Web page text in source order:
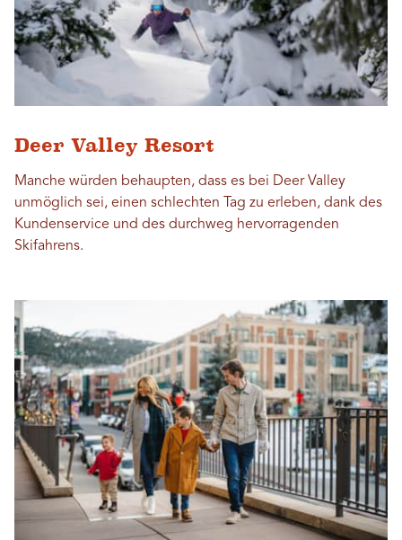
Deer Valley Resort
Manche würden behaupten, dass es bei Deer Valley
unmöglich sei, einen schlechten Tag zu erleben, dank des
Kundenservice und des durchweg hervorragenden
Skifahrens.